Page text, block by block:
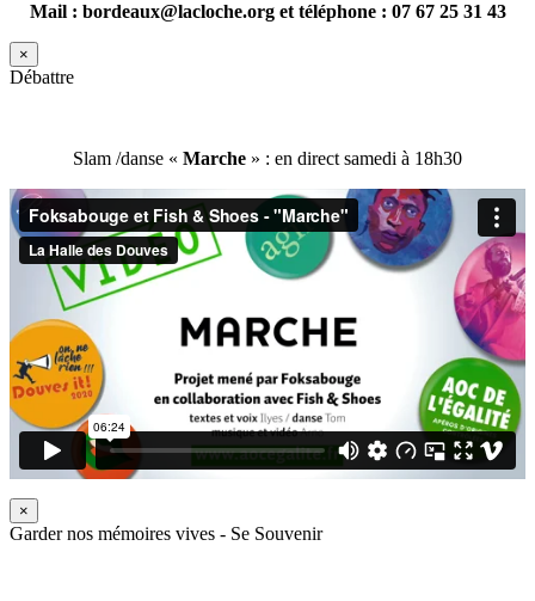
Mail : bordeaux@lacloche.org et téléphone : 07 67 25 31 43
×
Débattre
Slam /danse « Marche » : en direct samedi à 18h30
×
Garder nos mémoires vives - Se Souvenir